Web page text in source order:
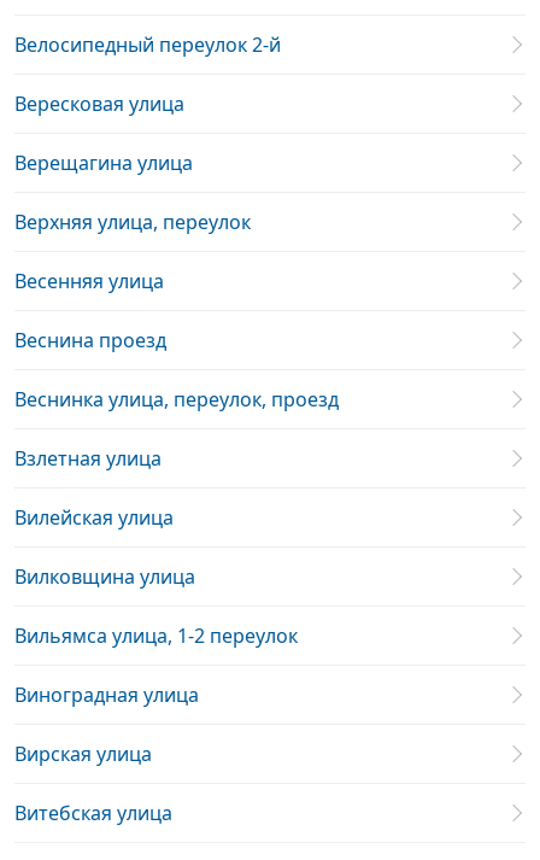
Велосипедный переулок 2-й
Вересковая улица
Верещагина улица
Верхняя улица, переулок
Весенняя улица
Веснина проезд
Веснинка улица, переулок, проезд
Взлетная улица
Вилейская улица
Вилковщина улица
Вильямса улица, 1-2 переулок
Виноградная улица
Вирская улица
Витебская улица